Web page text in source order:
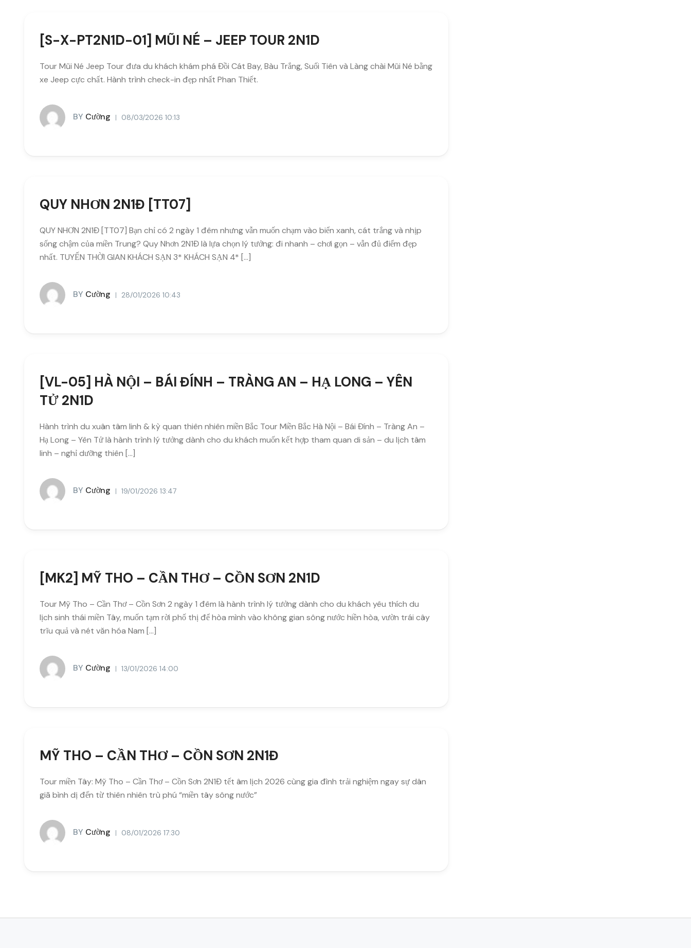
[S-X-PT2N1D-01] MŨI NÉ – JEEP TOUR 2N1D
Tour Mũi Né Jeep Tour đưa du khách khám phá Đồi Cát Bay, Bàu Trắng, Suối Tiên và Làng chài Mũi Né bằng
xe Jeep cực chất. Hành trình check-in đẹp nhất Phan Thiết.
BY Cường 08/03/2026 10:13
QUY NHƠN 2N1Đ [TT07]
QUY NHƠN 2N1Đ [TT07] Bạn chỉ có 2 ngày 1 đêm nhưng vẫn muốn chạm vào biển xanh, cát trắng và nhịp
sống chậm của miền Trung? Quy Nhơn 2N1Đ là lựa chọn lý tưởng: đi nhanh – chơi gọn – vẫn đủ điểm đẹp
nhất. TUYẾN THỜI GIAN KHÁCH SẠN 3* KHÁCH SẠN 4* […]
BY Cường 28/01/2026 10:43
[VL-05] HÀ NỘI – BÁI ĐÍNH – TRÀNG AN – HẠ LONG – YÊN
TỬ 2N1D
Hành trình du xuân tâm linh & kỳ quan thiên nhiên miền Bắc Tour Miền Bắc Hà Nội – Bái Đính – Tràng An –
Hạ Long – Yên Tử là hành trình lý tưởng dành cho du khách muốn kết hợp tham quan di sản – du lịch tâm
linh – nghỉ dưỡng thiên […]
BY Cường 19/01/2026 13:47
[MK2] MỸ THO – CẦN THƠ – CỒN SƠN 2N1D
Tour Mỹ Tho – Cần Thơ – Cồn Sơn 2 ngày 1 đêm là hành trình lý tưởng dành cho du khách yêu thích du
lịch sinh thái miền Tây, muốn tạm rời phố thị để hòa mình vào không gian sông nước hiền hòa, vườn trái cây
trĩu quả và nét văn hóa Nam […]
BY Cường 13/01/2026 14:00
MỸ THO – CẦN THƠ – CỒN SƠN 2N1Đ
Tour miền Tây: Mỹ Tho – Cần Thơ – Cồn Sơn 2N1Đ tết âm lịch 2026 cùng gia đình trải nghiệm ngay sự dân
giã bình dị đến từ thiên nhiên trù phú “miền tây sông nước”
BY Cường 08/01/2026 17:30